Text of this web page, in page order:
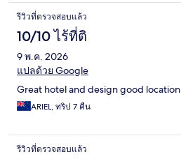
รีวิวที่ตรวจสอบแล้ว
10/10 ไร้ที่ติ
9 พ.ค. 2026
แปลด้วย Google
Great hotel and design good location
ARIEL, ทริป 7 คืน
รีวิวที่ตรวจสอบแล้ว